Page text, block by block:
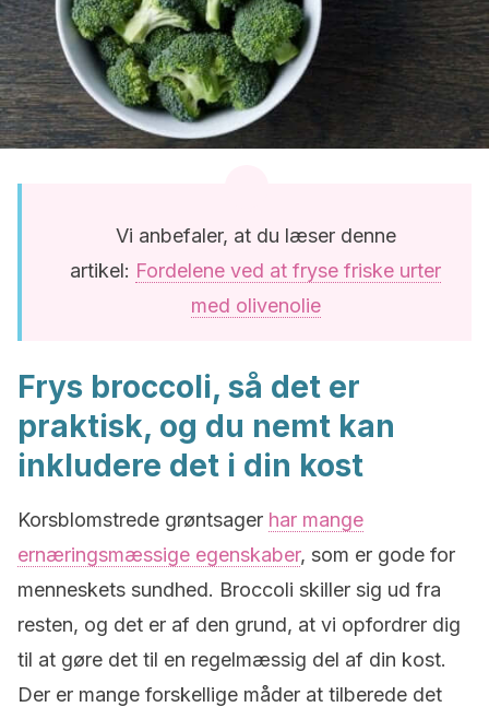
Vi anbefaler, at du læser denne
artikel: Fordelene ved at fryse friske urter
med olivenolie
Frys broccoli, så det er
praktisk, og du nemt kan
inkludere det i din kost
Korsblomstrede grøntsager har mange
ernæringsmæssige egenskaber, som er gode for
menneskets sundhed. Broccoli skiller sig ud fra
resten, og det er af den grund, at vi opfordrer dig
til at gøre det til en regelmæssig del af din kost.
Der er mange forskellige måder at tilberede det